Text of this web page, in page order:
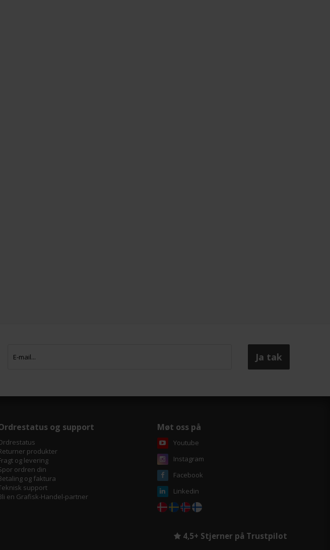
og support
produkter
og levering
ordren din
og faktura
support
en Grafisk-Handel-partner
Møt oss på
Youtube
Instagram
Facebook
Linkedin
4,5+ Stjerner på Trustpilot